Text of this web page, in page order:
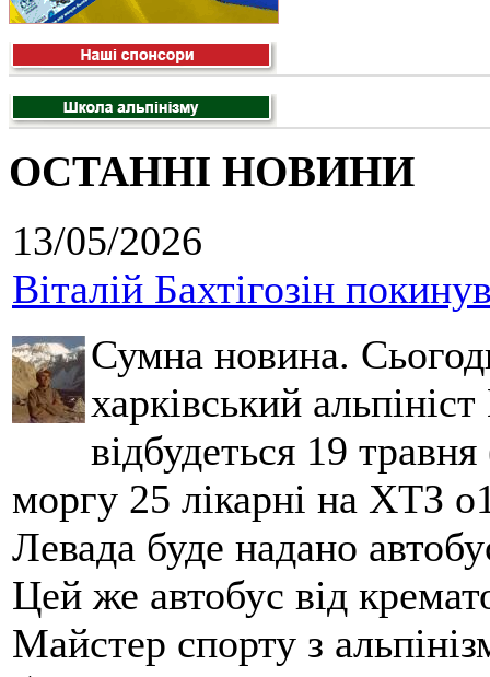
ОСТАННІ НОВИНИ
13/05/2026
Віталій Бахтігозін
Сумна новина.
харківський
відбудеться 19
моргу 25 лікарні на ХТЗ
Левада буде надано
Цей же автобус від
Майстер спорту з